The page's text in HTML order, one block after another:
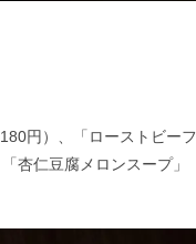
円）、「ローストビーフ
杏仁豆腐メロンスープ」